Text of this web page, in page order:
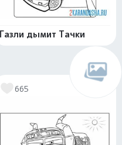
Газли дымит Тачки
665